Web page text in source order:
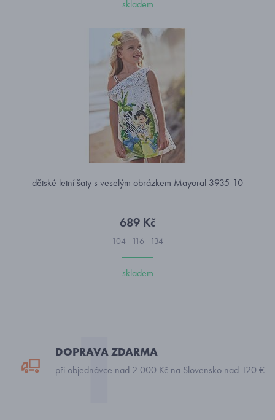
skladem
dětské letní šaty s veselým obrázkem Mayoral 3935-10
689 Kč
104 116 134
skladem
DOPRAVA ZDARMA
při objednávce nad 2 000 Kč na Slovensko nad 120 €